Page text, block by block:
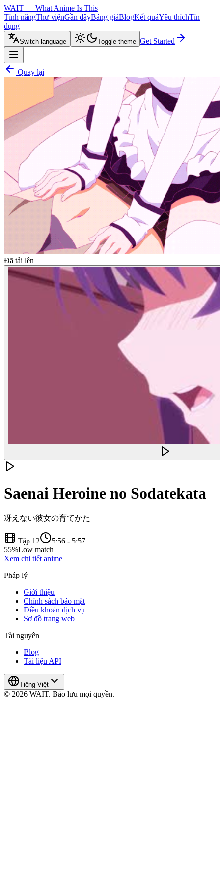
WAIT — What Anime Is This
Tính năngThư việnGần đâyBảng giáBlogKết quảYêu thíchTín
dụng
Switch language Toggle theme Get Started
Quay lại
Đã tải lên
Saenai Heroine no Sodatekata
冴えない彼女の育てかた
Tập 12 5:56 - 5:57
55%Low match
Xem chi tiết anime
Pháp lý
Giới thiệu
Chính sách bảo mật
Điều khoản dịch vụ
Sơ đồ trang web
Tài nguyên
Blog
Tài liệu API
Tiếng Việt
© 2026 WAIT. Bảo lưu mọi quyền.